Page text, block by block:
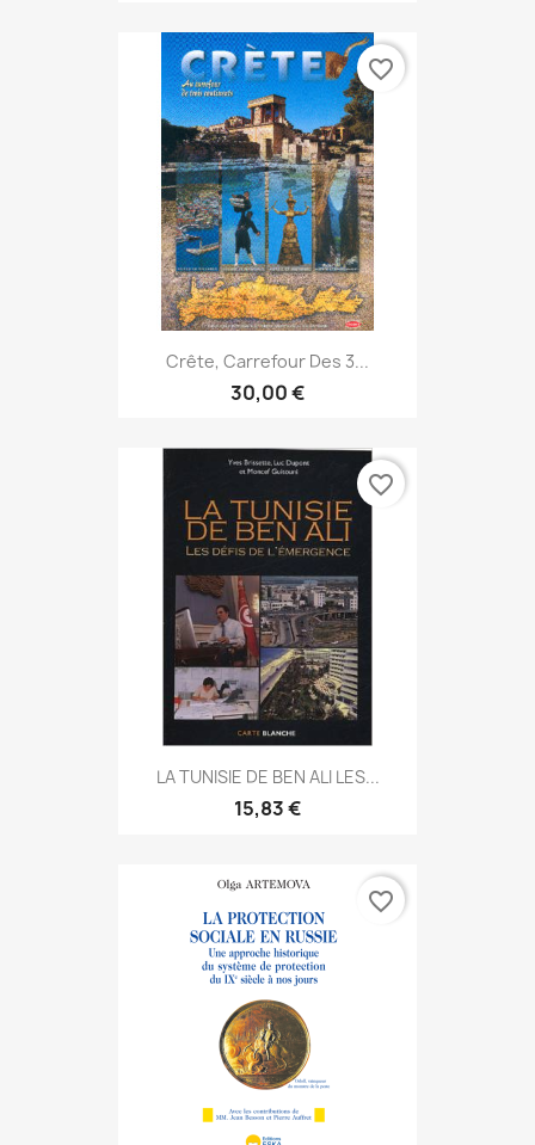
Crête, Carrefour Des 3...
30,00 €
favorite_border
LA TUNISIE DE BEN ALI LES...
15,83 €
favorite_border
favorite_border